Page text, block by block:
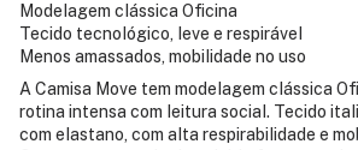
Modelagem clássica Oficina
Tecido tecnológico, leve e respirável
Menos amassados, mobilidade no uso
A Camisa Move tem modelagem clássica
rotina intensa com leitura social. Tecido
com elastano, com alta respirabilidade e